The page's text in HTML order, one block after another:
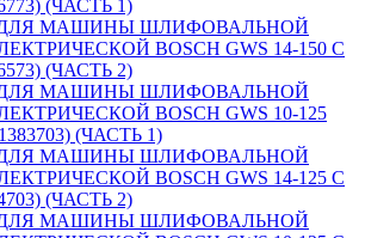
(ЧАСТЬ 1)
МАШИНЫ ШЛИФОВАЛЬНОЙ
BOSCH GWS 14-150 C
(ЧАСТЬ 2)
МАШИНЫ ШЛИФОВАЛЬНОЙ
BOSCH GWS 10-125
(ЧАСТЬ 1)
МАШИНЫ ШЛИФОВАЛЬНОЙ
BOSCH GWS 14-125 C
(ЧАСТЬ 2)
МАШИНЫ ШЛИФОВАЛЬНОЙ